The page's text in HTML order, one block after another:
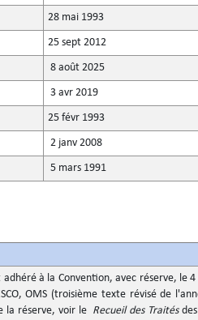
28 mai 1993
25 sept 2012
8 août 2025
3 avr 2019
25 févr 1993
2 janv 2008
5 mars 1991
à la Convention, avec réserve, le
OMS (troisième texte révisé de
la réserve, voir le Recueil des Traitésdes